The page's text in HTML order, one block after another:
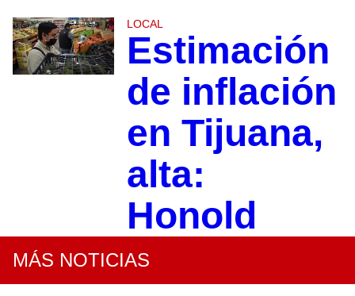
LOCAL
Estimación
de inflación
en Tijuana,
alta:
Honold
MÁS NOTICIAS